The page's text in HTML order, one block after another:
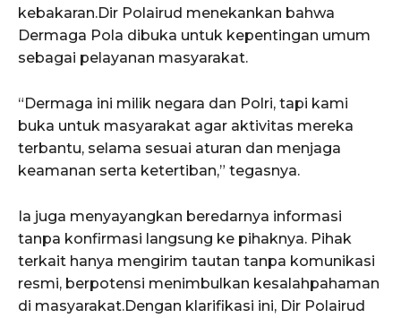
kebakaran.Dir Polairud menekankan bahwa
Dermaga Pola dibuka untuk kepentingan umum
sebagai pelayanan masyarakat.
“Dermaga ini milik negara dan Polri, tapi kami
buka untuk masyarakat agar aktivitas mereka
terbantu, selama sesuai aturan dan menjaga
keamanan serta ketertiban,” tegasnya.
Ia juga menyayangkan beredarnya informasi
tanpa konfirmasi langsung ke pihaknya. Pihak
terkait hanya mengirim tautan tanpa komunikasi
resmi, berpotensi menimbulkan kesalahpahaman
di masyarakat.Dengan klarifikasi ini, Dir Polairud